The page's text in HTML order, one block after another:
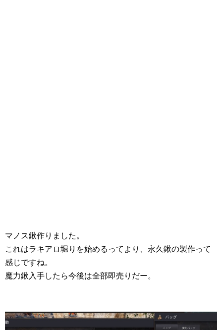
マノス鍬作りました。
これはラキアロ堀りを始めるってより、永久鍬の製作って
感じですね。
魔力鍬入手したら今後は全部即売りだー。